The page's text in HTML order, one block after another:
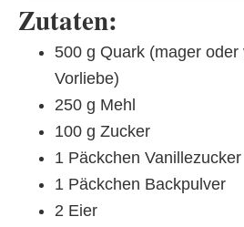
Zutaten:
500 g Quark (mager oder
Vorliebe)
250 g Mehl
100 g Zucker
1 Päckchen Vanillezucker
1 Päckchen Backpulver
2 Eier